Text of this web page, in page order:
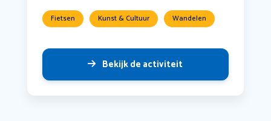
Fietsen Kunst & Cultuur Wandelen
Bekijk de activiteit